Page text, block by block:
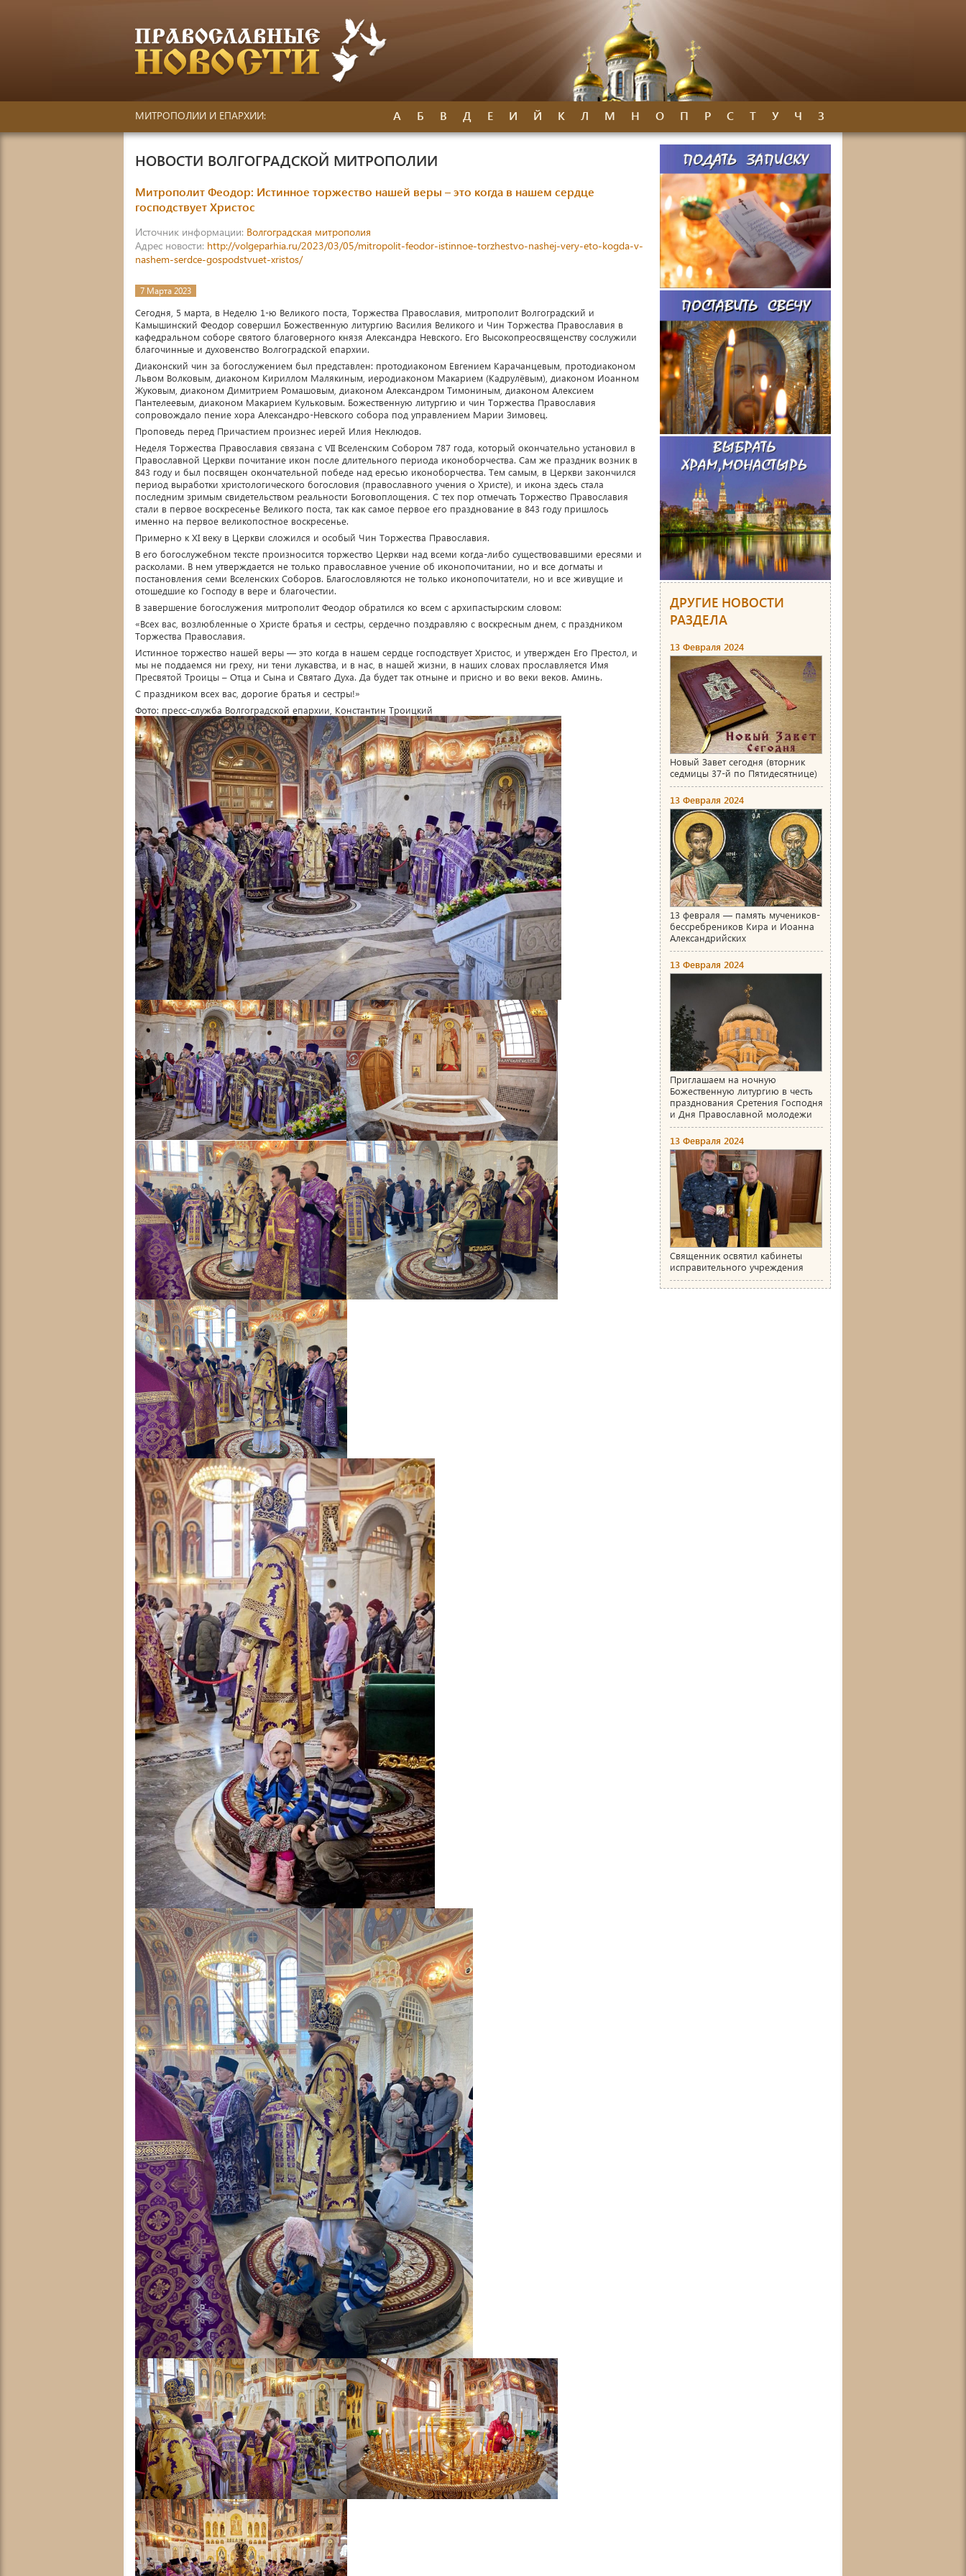
МИТРОПОЛИИ И ЕПАРХИИ: А Б В Д Е И Й К Л М Н О П Р С Т У Ч З
НОВОСТИ ВОЛГОГРАДСКОЙ МИТРОПОЛИИ
Митрополит Феодор: Истинное торжество нашей веры – это когда в нашем сердце
господствует Христос
Источник информации: Волгоградская митрополия
Адрес новости: http://volgeparhia.ru/2023/03/05/mitropolit-feodor-istinnoe-torzhestvo-nashej-very-eto-kogda-v-
nashem-serdce-gospodstvuet-xristos/
7 Марта 2023
Сегодня, 5 марта, в Неделю 1-ю Великого поста, Торжества Православия, митрополит Волгоградский и
Камышинский Феодор совершил Божественную литургию Василия Великого и Чин Торжества Православия в
кафедральном соборе святого благоверного князя Александра Невского. Его Высокопреосвященству сослужили
благочинные и духовенство Волгоградской епархии.
Диаконский чин за богослужением был представлен: протодиаконом Евгением Карачанцевым, протодиаконом
Львом Волковым, диаконом Кириллом Малякиным, иеродиаконом Макарием (Кадрулёвым), диаконом Иоанном
Жуковым, диаконом Димитрием Ромашовым, диаконом Александром Тимониным, диаконом Алексием
Пантелеевым, диаконом Макарием Кульковым. Божественную литургию и чин Торжества Православия
сопровождало пение хора Александро-Невского собора под управлением Марии Зимовец.
Проповедь перед Причастием произнес иерей Илия Неклюдов.
Неделя Торжества Православия связана с VII Вселенским Собором 787 года, который окончательно установил в
Православной Церкви почитание икон после длительного периода иконоборчества. Сам же праздник возник в
843 году и был посвящен окончательной победе над ересью иконоборчества. Тем самым, в Церкви закончился
период выработки христологического богословия (православного учения о Христе), и икона здесь стала
последним зримым свидетельством реальности Боговоплощения. С тех пор отмечать Торжество Православия
стали в первое воскресенье Великого поста, так как самое первое его празднование в 843 году пришлось
именно на первое великопостное воскресенье.
Примерно к XI веку в Церкви сложился и особый Чин Торжества Православия.
В его богослужебном тексте произносится торжество Церкви над всеми когда-либо существовавшими ересями и
расколами. В нем утверждается не только православное учение об иконопочитании, но и все догматы и
постановления семи Вселенских Соборов. Благословляются не только иконопочитатели, но и все живущие и
отошедшие ко Господу в вере и благочестии.
В завершение богослужения митрополит Феодор обратился ко всем с архипастырским словом:
«Всех вас, возлюбленные о Христе братья и сестры, сердечно поздравляю с воскресным днем, с праздником
Торжества Православия.
Истинное торжество нашей веры — это когда в нашем сердце господствует Христос, и утвержден Его Престол, и
мы не поддаемся ни греху, ни тени лукавства, и в нас, в нашей жизни, в наших словах прославляется Имя
Пресвятой Троицы – Отца и Сына и Святаго Духа. Да будет так отныне и присно и во веки веков. Аминь.
С праздником всех вас, дорогие братья и сестры!»
Фото: пресс-служба Волгоградской епархии, Константин Троицкий
ДРУГИЕ НОВОСТИ
РАЗДЕЛА
13 Февраля 2024
Новый Завет сегодня (вторник
седмицы 37-й по Пятидесятнице)
13 Февраля 2024
13 февраля — память мучеников-
бессребреников Кира и Иоанна
Александрийских
13 Февраля 2024
Приглашаем на ночную
Божественную литургию в честь
празднования Сретения Господня
и Дня Православной молодежи
13 Февраля 2024
Священник освятил кабинеты
исправительного учреждения